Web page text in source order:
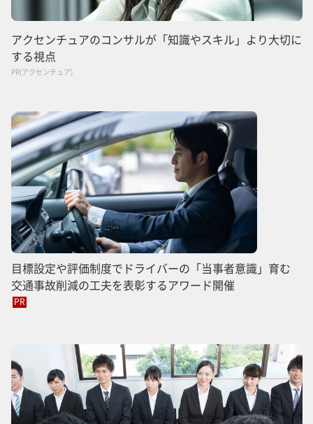
アクセンチュアのコンサルが「知識やスキル」より大切に
する視点
PR(アクセンチュア)
目標設定や評価制度でドライバーの「当事者意識」育む
交通事故削減の工夫を表彰するアワード開催
PR